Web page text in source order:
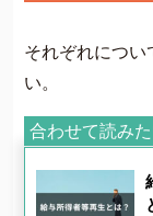
それぞれについ
い。
合わせて読み